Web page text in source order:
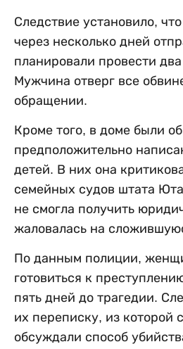
Следствие установило,
через несколько дней
планировали провести
Мужчина отверг все
обращении.
Кроме того, в доме были
предположительно
детей. В них она
семейных судов штата
не смогла получить
жаловалась на
По данным полиции,
готовиться к
пять дней до трагедии.
их переписку, из которой
обсуждали способ